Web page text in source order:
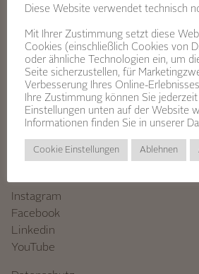
Jobprofile
Lehre & Ausbildung
Jobangebote
Bewerbungsprozess
Kontakt
Kontakt
Instagram
Facebook
Linkedin
YouTube
Diese Website verwendet technisch
Mit Ihrer Zustimmung setzt diese
Cookies (einschließlich Cookies von
oder ähnliche Technologien ein, um
Seite sicherzustellen, für
Verbesserung Ihres Online-
Ihre Zustimmung können Sie
Einstellungen unten auf der Website
Informationen finden Sie in unserer
Cookie Einstellungen Ablehnen